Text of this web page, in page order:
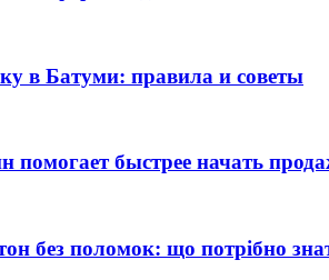
в Батуми: правила и советы
помогает быстрее начать
без поломок: що потрібно